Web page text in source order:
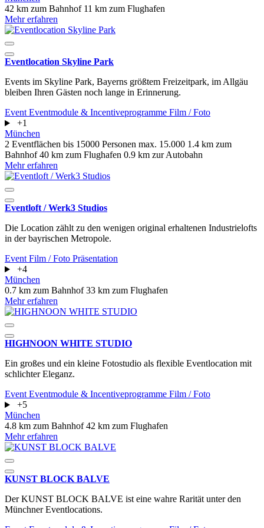
42 km zum Bahnhof 11 km zum Flughafen
Mehr erfahren
Eventlocation Skyline Park
Events im Skyline Park, Bayerns größtem Freizeitpark, im Allgäu
bleiben Ihren Gästen noch lange in Erinnerung.
Event Eventmodule & Incentiveprogramme Film / Foto
+1
München
2 Eventflächen bis 15000 Personen max. 15.000 1.4 km zum
Bahnhof40 km zum Flughafen 0.9 km zur Autobahn
Mehr erfahren
Eventloft / Werk3 Studios
Die Location zählt zu den wenigen original erhaltenen Industrielofts
in der bayrischen Metropole.
Event Film / Foto Präsentation
+4
München
0.7 km zum Bahnhof33 km zum Flughafen
Mehr erfahren
HIGHNOON WHITE STUDIO
Ein großes und ein kleine Fotostudio als flexible Eventlocation mit
schlichter Eleganz.
Event Eventmodule & Incentiveprogramme Film / Foto
+5
München
4.8 km zum Bahnhof42 km zum Flughafen
Mehr erfahren
KUNST BLOCK BALVE
Der KUNST BLOCK BALVE ist eine wahre Rarität unter den
Münchner Eventlocations.